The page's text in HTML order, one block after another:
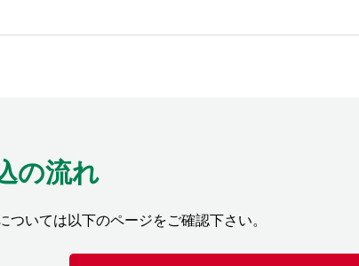
の流れ
いては以下のページをご確認下さい。